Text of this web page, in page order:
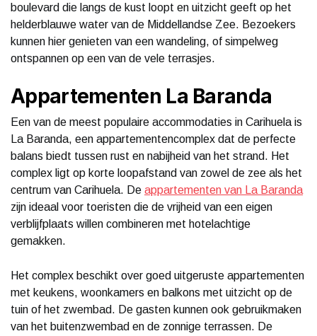
boulevard die langs de kust loopt en uitzicht geeft op het
helderblauwe water van de Middellandse Zee. Bezoekers
kunnen hier genieten van een wandeling, of simpelweg
ontspannen op een van de vele terrasjes.
Appartementen La Baranda
Een van de meest populaire accommodaties in Carihuela is
La Baranda, een appartementencomplex dat de perfecte
balans biedt tussen rust en nabijheid van het strand. Het
complex ligt op korte loopafstand van zowel de zee als het
centrum van Carihuela. De appartementen van La Baranda
zijn ideaal voor toeristen die de vrijheid van een eigen
verblijfplaats willen combineren met hotelachtige
gemakken.
Het complex beschikt over goed uitgeruste appartementen
met keukens, woonkamers en balkons met uitzicht op de
tuin of het zwembad. De gasten kunnen ook gebruikmaken
van het buitenzwembad en de zonnige terrassen. De